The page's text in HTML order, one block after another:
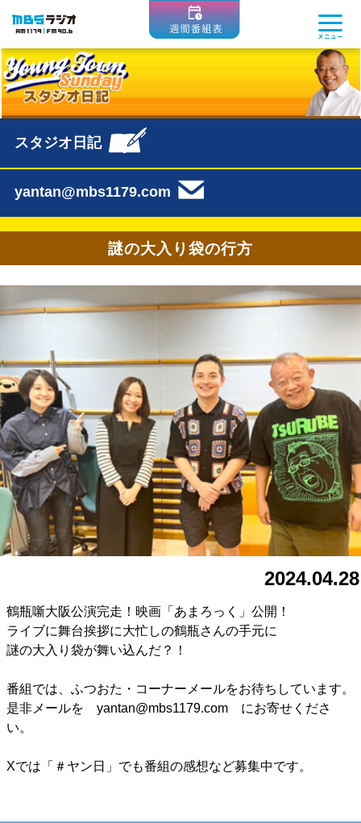
MBSラジオ 1179|FM90.6 メニュー
スタジオ日記
yantan@mbs1179.com
謎の大入り袋の行方
2024.04.28
鶴瓶噺大阪公演完走！映画「あまろっく」公開！
ライブに舞台挨拶に大忙しの鶴瓶さんの手元に
謎の大入り袋が舞い込んだ？！
番組では、ふつおた・コーナーメールをお待ちしています。
是非メールを yantan@mbs1179.com にお寄せくださ
い。
Xでは「＃ヤン日」でも番組の感想など募集中です。